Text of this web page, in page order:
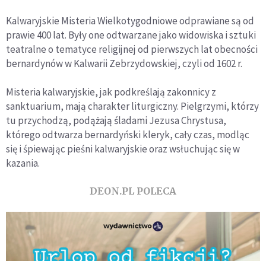
Kalwaryjskie Misteria Wielkotygodniowe odprawiane są od
prawie 400 lat. Były one odtwarzane jako widowiska i sztuki
teatralne o tematyce religijnej od pierwszych lat obecności
bernardynów w Kalwarii Zebrzydowskiej, czyli od 1602 r.
Misteria kalwaryjskie, jak podkreślają zakonnicy z
sanktuarium, mają charakter liturgiczny. Pielgrzymi, którzy
tu przychodzą, podążają śladami Jezusa Chrystusa,
którego odtwarza bernardyński kleryk, cały czas, modląc
się i śpiewając pieśni kalwaryjskie oraz wsłuchując się w
kazania.
DEON.PL POLECA